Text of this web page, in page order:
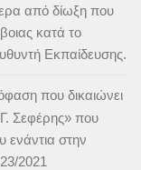
από δίωξη που
κατά το
Εκπαίδευσης.
που δικαιώνει
Σεφέρης» που
ενάντια στην
2021